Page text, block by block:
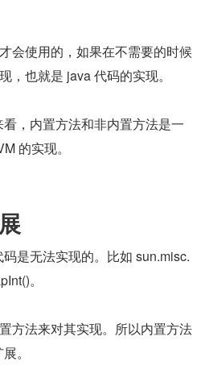
会使用的，如果在不需要的时候
，也就是 java 代码的实现。
，内置方法和非内置方法是一
的实现。
是无法实现的。比如 sun.misc.
。
方法来对其实现。所以内置方法
。